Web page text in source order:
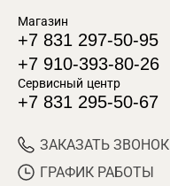
Магазин
+7 831 297-50-95
+7 910-393-80-26
Сервисный центр
+7 831 295-50-67
ЗАКАЗАТЬ ЗВОНОК
ГРАФИК РАБОТЫ